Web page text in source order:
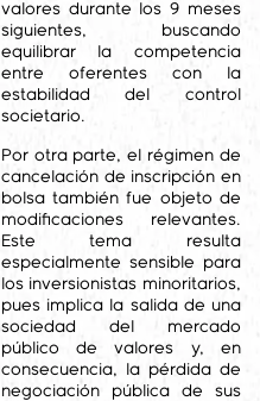
valores durante los 9 meses
siguientes, buscando
equilibrar la competencia
entre oferentes con la
estabilidad del control
societario.
Por otra parte, el régimen de
cancelación de inscripción en
bolsa también fue objeto de
modificaciones relevantes.
Este tema resulta
especialmente sensible para
los inversionistas minoritarios,
pues implica la salida de una
sociedad del mercado
público de valores y, en
consecuencia, la pérdida de
negociación pública de sus